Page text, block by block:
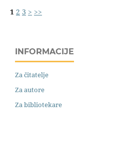
1 2 3 > >>
INFORMACIJE
Za čitatelje
Za autore
Za bibliotekare